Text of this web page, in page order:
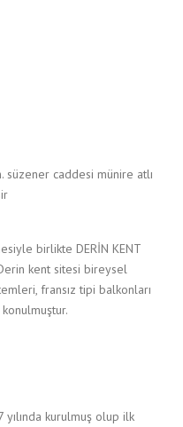
süzener caddesi münire atlı
birlikte DERİN KENT
kent sitesi bireysel
fransız tipi balkonları
yılında kurulmuş olup ilk